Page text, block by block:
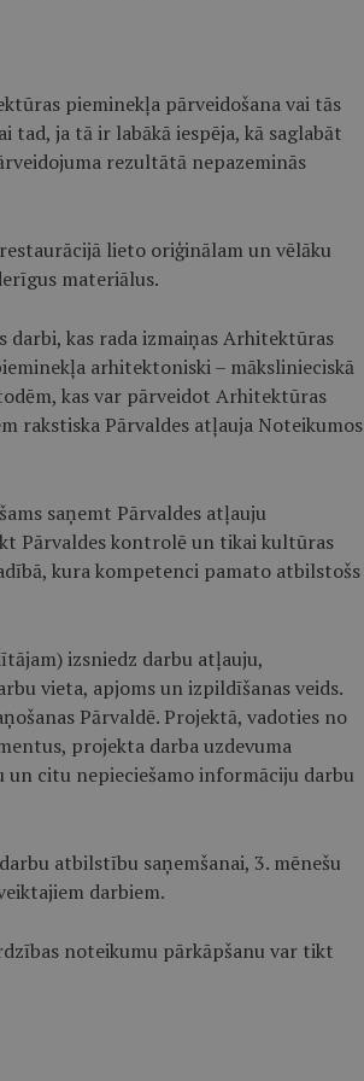
pieminekļa pārveidošana vai tās
tad, ja tā ir labākā iespēja, kā saglabāt
rezultātā nepazeminās
lieto oriģinālam un vēlāku
materiālus.
darbi, kas rada izmaiņas Arhitektūras
arhitektoniski – mākslinieciskā
kas var pārveidot Arhitektūras
rakstiska Pārvaldes atļauja Noteikumos
saņemt Pārvaldes atļauju
Pārvaldes kontrolē un tikai kultūras
kura kompetenci pamato atbilstošs
izsniedz darbu atļauju,
vieta, apjoms un izpildīšanas veids.
Pārvaldē. Projektā, vadoties no
projekta darba uzdevuma
citu nepieciešamo informāciju darbu
atbilstību saņemšanai, 3. mēnešu
darbiem.
noteikumu pārkāpšanu var tikt